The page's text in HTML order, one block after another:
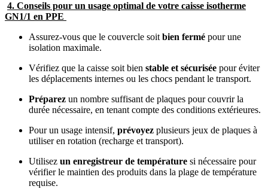
4. Conseils pour un usage optimal de votre caisse isotherme
GN1/1 en PPE
Assurez-vous que le couvercle soit bien fermé pour une
isolation maximale.
Vérifiez que la caisse soit bien stable et sécurisée pour éviter
les déplacements internes ou les chocs pendant le transport.
Préparez un nombre suffisant de plaques pour couvrir la
durée nécessaire, en tenant compte des conditions extérieures.
Pour un usage intensif, prévoyez plusieurs jeux de plaques à
utiliser en rotation (recharge et transport).
Utilisez un enregistreur de température si nécessaire pour
vérifier le maintien des produits dans la plage de température
requise.